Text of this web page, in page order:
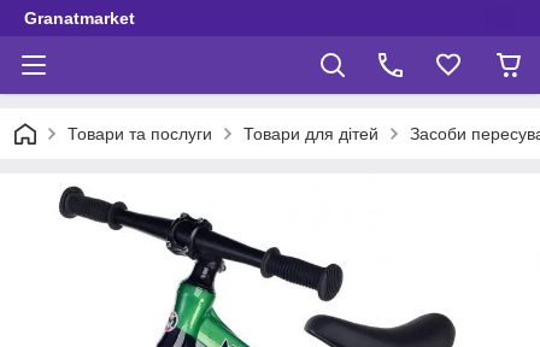
Granatmarket
Товари та послуги Товари для дітей Засоби